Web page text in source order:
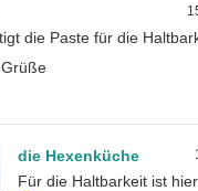
die Paste für die
die Hexenküche
Für die Haltbarkeit ist